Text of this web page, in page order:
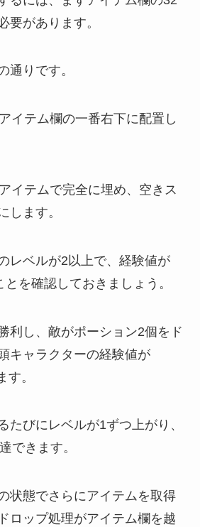
要があります。
通りです。
イテム欄の一番右下に配置し
イテムで完全に埋め、空きス
します。
レベルが2以上で、経験値が
を確認しておきましょう。
利し、敵がポーション2個をド
キャラクターの経験値が
。
たびにレベルが1ずつ上がり、
できます。
状態でさらにアイテムを取得
ロップ処理がアイテム欄を越